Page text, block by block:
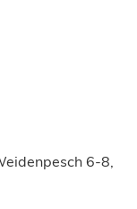
6-8,